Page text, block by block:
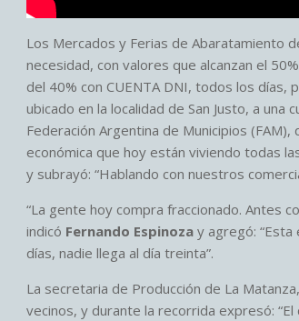
Los Mercados y Ferias de Abaratamiento
necesidad, con valores que alcanzan el
del 40% con CUENTA DNI, todos los días,
ubicado en la localidad de San Justo, a una
Federación Argentina de Municipios
económica que hoy están viviendo todas
y subrayó: “Hablando con nuestros
“La gente hoy compra fraccionado. Antes
indicó Fernando Espinoza y agregó:
días, nadie llega al día treinta”.
La secretaria de Producción de La Matanza,
vecinos, y durante la recorrida expresó: